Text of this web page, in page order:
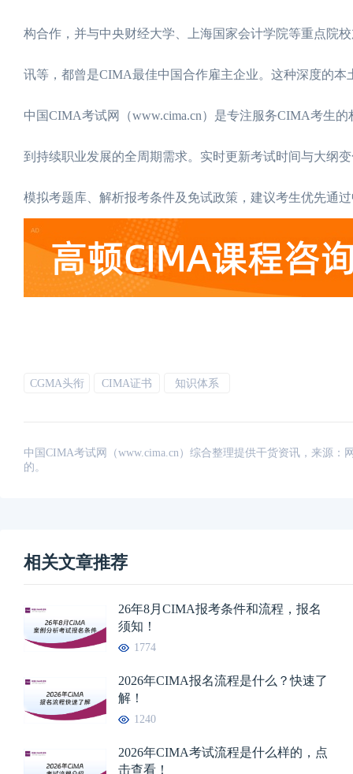
构合作，并与中央财经大学、上海国家会计学院等重点院
讯等，都曾是CIMA最佳中国合作雇主企业。这种深度的
中国CIMA考试网（www.cima.cn）是专注服务CIMA考生
到持续职业发展的全周期需求。实时更新考试时间与大
模拟考题库、解析报考条件及免试政策，建议考生优先通
CGMA头衔 CIMA证书 知识体系
中国CIMA考试网（www.cima.cn）综合整理提供干货资讯，来源
的。
相关文章推荐
26年8月CIMA报考条件和流程，报名
须知！
1774
2026年CIMA报名流程是什么？快速了
解！
1240
2026年CIMA考试流程是什么样的，点
击查看！